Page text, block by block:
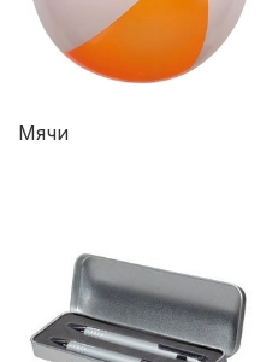
Мячи